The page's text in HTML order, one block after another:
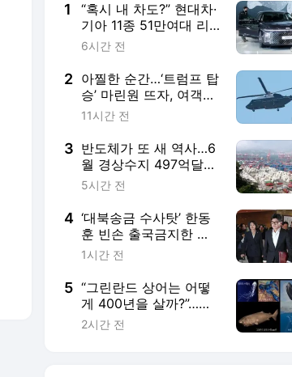
1
“혹시 내 차도?” 현대차·
기아 11종 51만여대 리
콜…그랜저·투싼·카니발
6시간 전
2 아찔한 순간…‘트럼프 탑
승’ 마린원 뜨자, 여객기
근접 비행 충돌 위기
11시간 전
3 반도체가 또 새 역사…6
월 경상수지 497억달러
‘역대 최대’
5시간 전
4 ‘대북송금 수사탓’ 한동
훈 빈손 출국금지한 특
검…‘계엄해제후 당정대’
1시간 전
5 “그린란드 상어는 어떻
게 400년을 살까?”…해
양생물서 수명연장 단서
2시간 전